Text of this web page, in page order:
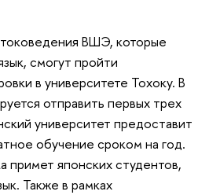
ВШЭ, которые
смогут пройти
в университете Тохоку. В
отправить первых трех
университет предоставит
обучение сроком на год.
примет японских студентов,
Также в рамках